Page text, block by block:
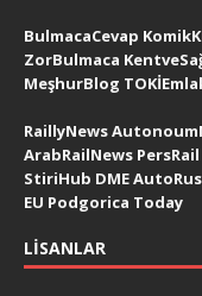
BulmacaCevap
ZorBulmaca
MeşhurBlog
RaillyNews
ArabRailNews PersRail
StiriHub DME
EU Podgorica Today
LISANLAR